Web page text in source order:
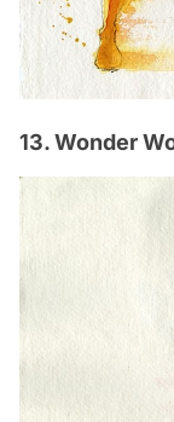
13. Wonder